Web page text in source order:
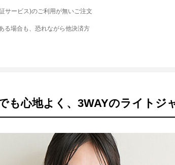
サービス)のご利用が無いご注文
る場合も、恐れながら他決済方
も心地よく、3WAYのライトジ